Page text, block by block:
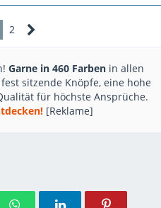
2
Garne in 460 Farben in allen
sitzende Knöpfe, eine hohe
für höchste Ansprüche.
[Reklame]